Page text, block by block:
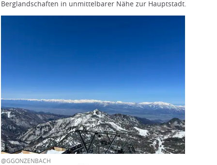
Berglandschaften in unmittelbarer Nähe zur Hauptstadt.
@GGONZENBACH